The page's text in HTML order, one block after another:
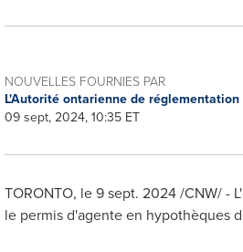
NOUVELLES FOURNIES PAR
L'Autorité ontarienne de
09 sept, 2024, 10:35 ET
TORONTO, le9 sept. 2024/CNW/ -
le permis d'agente en hypothèques